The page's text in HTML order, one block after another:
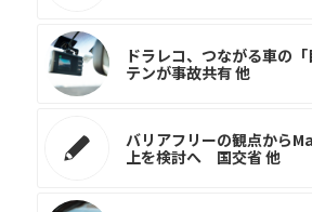
ドラレコ、つながる車の
テンが事故共有 他
バリアフリーの観点から
上を検討へ 国交省 他